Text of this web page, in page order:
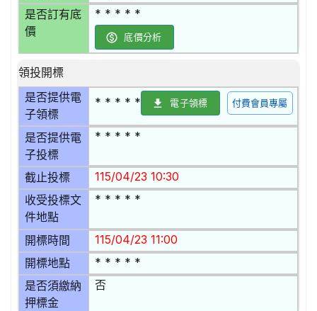
是否訂有底
價
* * * * *
底價分析
領投開標
是否提供電
子領標
* * * * * 電子領標 付費會員專屬
是否提供電
子投標
* * * * *
截止投標 115/04/23 10:30
收受投標文
件地點
* * * * *
開標時間 115/04/23 11:00
開標地點 * * * * *
是否須繳納
押標金
否